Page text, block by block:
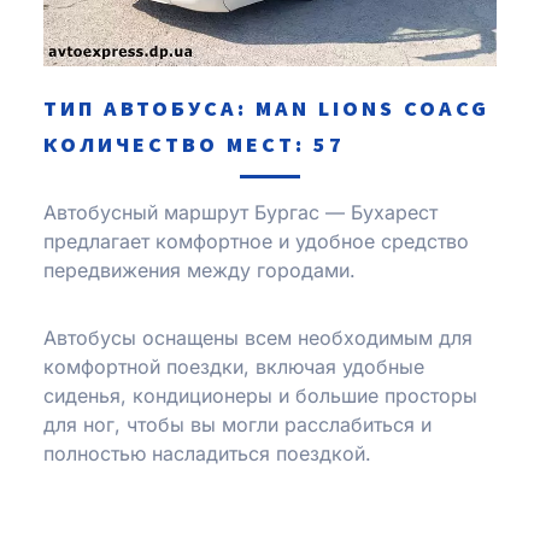
ТИП АВТОБУСА: MAN LIONS COACG
КОЛИЧЕСТВО МЕСТ: 57
Автобусный маршрут Бургас — Бухарест
предлагает комфортное и удобное средство
передвижения между городами.
Автобусы оснащены всем необходимым для
комфортной поездки, включая удобные
сиденья, кондиционеры и большие просторы
для ног, чтобы вы могли расслабиться и
полностью насладиться поездкой.